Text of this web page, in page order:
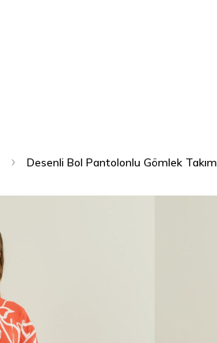
Desenli Bol Pantolonlu Gömlek Takım